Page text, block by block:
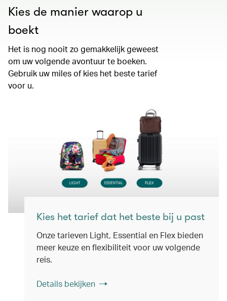
Kies de manier waarop u
boekt
Het is nog nooit zo gemakkelijk geweest
om uw volgende avontuur te boeken.
Gebruik uw miles of kies het beste tarief
voor u.
Kies het tarief dat het beste bij u past
Onze tarieven Light, Essential en Flex bieden
meer keuze en flexibiliteit voor uw volgende
reis.
Details bekijken